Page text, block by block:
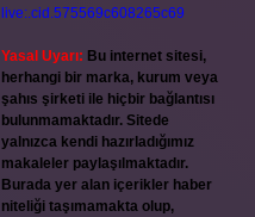
live:.cid.575569c608265c69
Yasal Uyarı: Bu internet sitesi,
herhangi bir marka, kurum veya
şahıs şirketi ile hiçbir bağlantısı
bulunmamaktadır. Sitede
yalnızca kendi hazırladığımız
makaleler paylaşılmaktadır.
Burada yer alan içerikler haber
niteliği taşımamakta olup,